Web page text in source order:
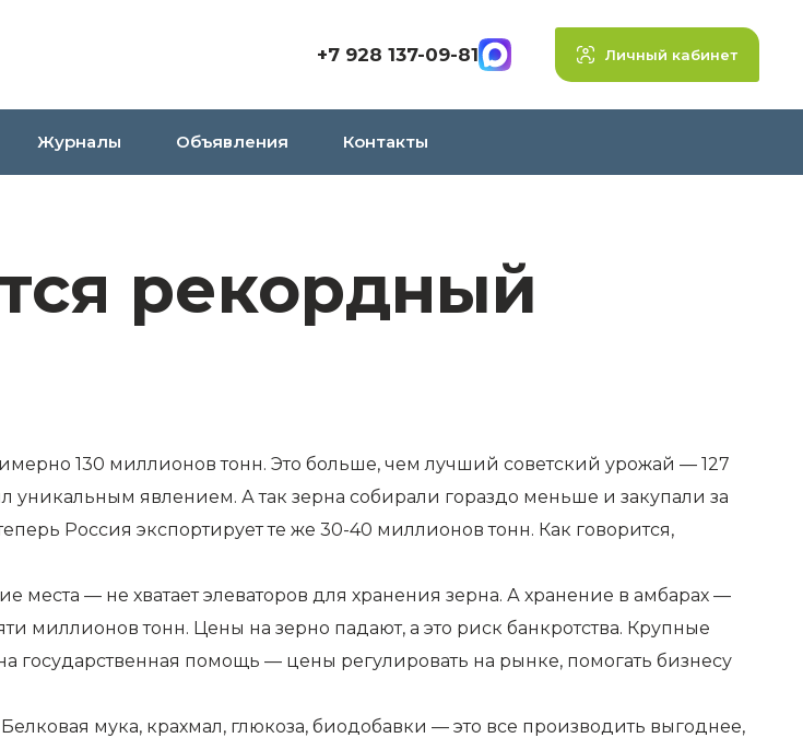
+7 928 137-09-81 Личный кабинет
Журналы Объявления Контакты
рекордный
130 миллионов тонн. Это больше, чем лучший советский урожай — 127
уникальным явлением. А так зерна собирали гораздо меньше и закупали за
Россия экспортирует те же 30-40 миллионов тонн. Как говорится,
места — не хватает элеваторов для хранения зерна. А хранение в амбарах —
миллионов тонн. Цены на зерно падают, а это риск банкротства. Крупные
государственная помощь — цены регулировать на рынке, помогать бизнесу
мука, крахмал, глюкоза, биодобавки — это все производить выгоднее,